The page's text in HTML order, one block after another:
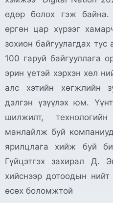
өдөр болох гэж байна.
өргөн цар хүрээг
зохион байгуулагдах
100 гаруй байгууллага
эрин үетэй хэрхэн хөл
алс хэтийн хөгжлийн
дэлгэн үзүүлэх юм.
шилжилт,
манлайлж буй
ярилцлага хийж буй
Гүйцэтгэх захирал Д.
хийснээр дотоодын нийт
өсөх боломжтой